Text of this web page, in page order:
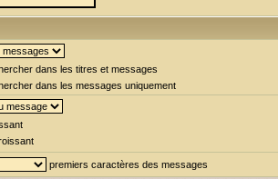
dans les titres et messages
dans les messages uniquement
premiers caractères des messages